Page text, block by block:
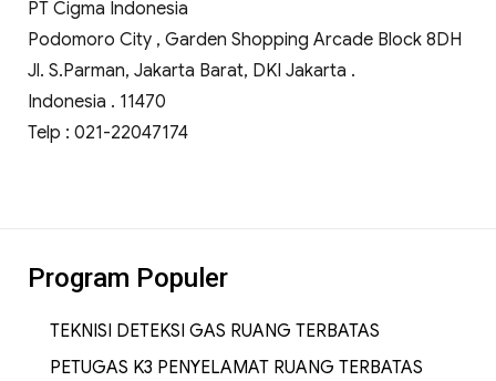
PT Cigma Indonesia
Podomoro City , Garden Shopping Arcade Block 8DH
Jl. S.Parman, Jakarta Barat, DKI Jakarta .
Indonesia . 11470
Telp : 021-22047174
Program Populer
TEKNISI DETEKSI GAS RUANG TERBATAS
PETUGAS K3 PENYELAMAT RUANG TERBATAS